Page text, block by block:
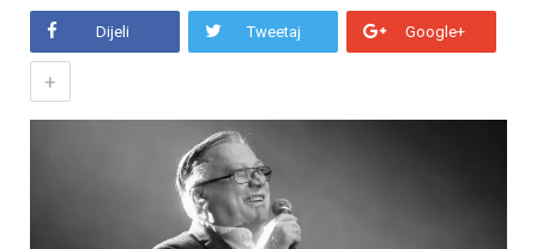
Dijeli Tweetaj Google+
+